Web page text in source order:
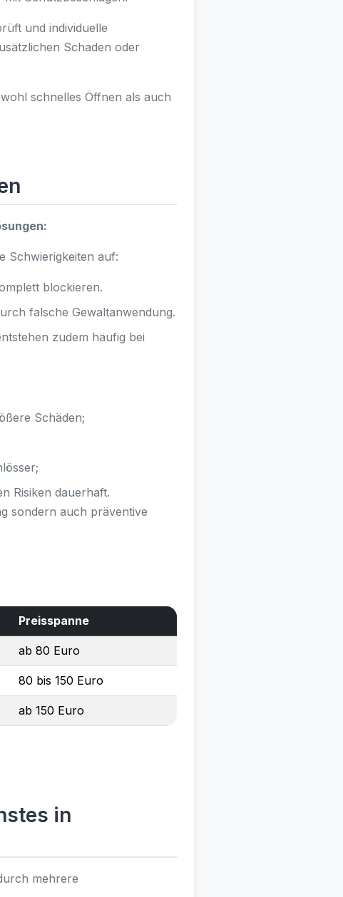
und individuelle
Schaden oder
schnelles Öffnen als auch
Schwierigkeiten auf:
blockieren.
falsche Gewaltanwendung.
zudem häufig bei
Schäden;
Risiken dauerhaft.
sondern auch präventive
Preisspanne
ab 80 Euro
80 bis 150 Euro
ab 150 Euro
in
mehrere